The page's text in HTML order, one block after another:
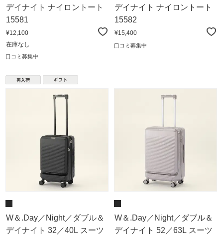
デイナイト ナイロントート
15581
¥12,100
在庫なし
口コミ募集中
デイナイト ナイロントート
15582
¥15,400
口コミ募集中
W＆.Day／Night／ダブル＆
デイナイト 32／40L スーツ
W＆.Day／Night／ダブル＆
デイナイト 52／63L スーツ